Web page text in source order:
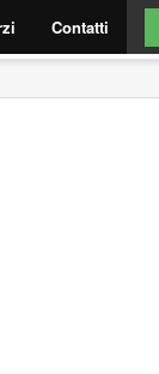
Contatti